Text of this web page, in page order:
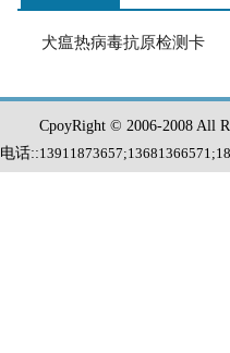
犬瘟热病毒抗原检测卡
CpoyRight © 2006-2008 All
电话::13911873657;13681366571;